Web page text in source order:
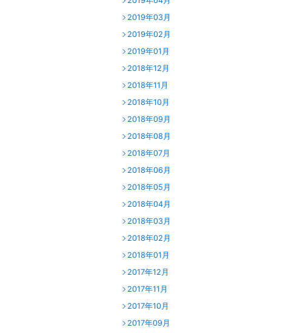
2019年03月
2019年02月
2019年01月
2018年12月
2018年11月
2018年10月
2018年09月
2018年08月
2018年07月
2018年06月
2018年05月
2018年04月
2018年03月
2018年02月
2018年01月
2017年12月
2017年11月
2017年10月
2017年09月